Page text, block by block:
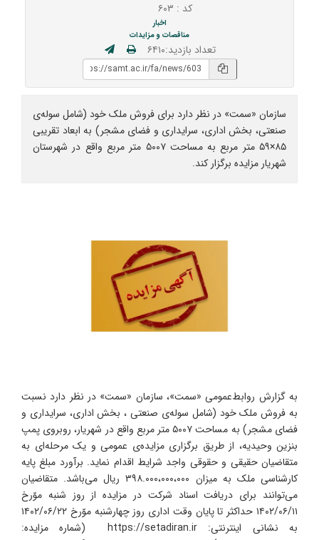
کد : ۶۰۳
اخبار
مناقصات و مزایدات
تعداد بازدید:۶۴۱۰
سازمان «سمت» در نظر دارد برای فروش ملک خود (شامل سوله‌ی
صنعتی، بخش اداری، سرایداری و فضای مشجر) به ابعاد تقریبی
۸۵×۵۹ متر مربع به مساحت ۵۰۰۷ متر مربع واقع در شهرستان
شهریار مزایده برگزار کند.
به گزارش روابط‌عمومی «سمت»، سازمان «سمت» در نظر دارد نسبت
به فروش ملک خود (شامل سوله‌ی صنعتی ، بخش اداری، سرایداری و
فضای مشجر) به مساحت ۵۰۰۷ متر مربع واقع در شهریار، روبروی پمپ
بنزین وحیدیه، از طریق برگزاری مزایده‌ی عمومی و یک مرحله‌ای به
متقاضیان حقیقی و حقوقی واجد شرایط اقدام نماید. برآورد مبلغ پایه
کارشناسی ملک به میزان ۳۹۸.۰۰۰،۰۰۰،۰۰۰ ریال می‌باشد. متقاضیان
می‌توانند برای دریافت اسناد شرکت در مزایده از روز ‌شنبه موّرخ
۱۴۰۲/۰۶/۱۱ حداکثر تا پایان وقت اداری روز چهار‌شنبه موّرخ ۱۴۰۲/۰۶/۲۲
به نشانی اینترنتی: https://setadiran.ir (شماره مزایده: